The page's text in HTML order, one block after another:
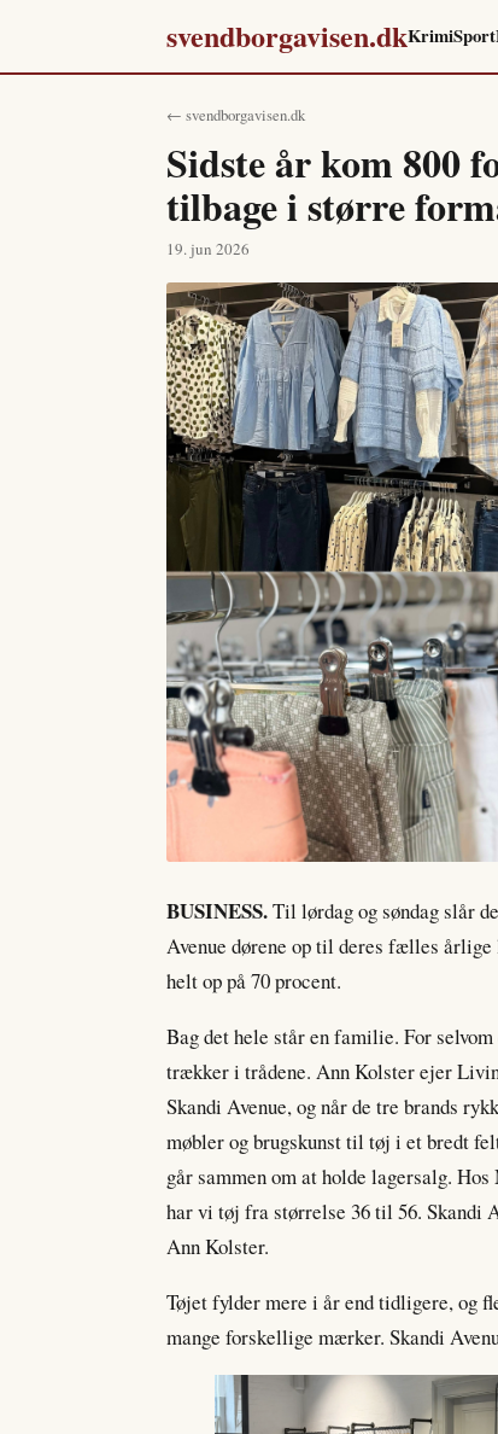
svendborgavisen.dkKrimiSport
← svendborgavisen.dk
Sidste år kom 800
tilbage i større
19. jun 2026
BUSINESS.Til lørdag og søndag slår
Avenue dørene op til deres fælles
helt op på 70 procent.
Bag det hele står en familie. For
trækker i trådene. Ann Kolster ejer
Skandi Avenue, og når de tre brands
møbler og brugskunst til tøj i et bredt
går sammen om at holde lagersalg.
har vi tøj fra størrelse 36 til 56. Skandi
Ann Kolster.
Tøjet fylder mere i år end tidligere, og
mange forskellige mærker. Skandi